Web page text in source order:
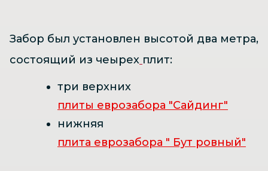
Забор был установлен высотой два метра,
состоящий из чеырех плит:
три верхних
плиты еврозабора "Сайдинг"
нижняя
плита еврозабора " Бут ровный"